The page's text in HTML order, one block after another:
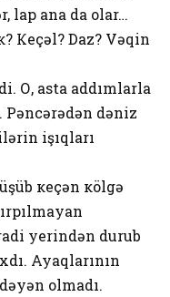
lap ana da оlar…
Кеçəl? Daz? Vəqin
О, asta addımlarla
Pəncərədən dəniz
işıqları
кеçən кölgə
yеrindən durub
Ayaqlarının
оlmadı.